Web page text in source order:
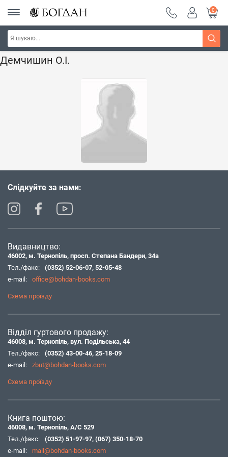
0
Головна Наші автори - Навчальна книга - "Богдан"
Демчишин О.І.
Слідкуйте за нами:
Видавництво:
46002, м. Тернопіль, просп. Степана Бандери, 34а
Тел./факс:
(0352) 52-06-07, 52-05-48
e-mail:
office@bohdan-books.com
Схема проїзду
Відділ гуртового продажу:
46008, м. Тернопіль, вул. Подільська, 44
Тел./факс:
(0352) 43-00-46, 25-18-09
e-mail:
zbut@bohdan-books.com
Схема проїзду
Книга поштою:
46008, м. Тернопіль, А/С 529
Тел./факс:
(0352) 51-97-97, (067) 350-18-70
e-mail:
mail@bohdan-books.com